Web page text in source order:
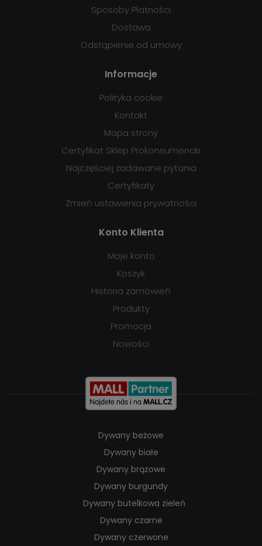
Sposoby Płatności
Dostawa
Odstąpienie od umowy
Informacje
Polityka cookie
Kontakt
Mapa strony
Certyfikat Sklep Prokonsumencki
Najczęściej zadawane pytania
Certyfikaty
Zmień ustawienia prywatności
Konto Klienta
Moje konto
Koszyk
Historia zamówień
Produkty
Promocja
Nowości
Dywany beżowe
Dywany białe
Dywany brązowe
Dywany burgundy
Dywany butelkowa zieleń
Dywany czarne
Dywany czerwone